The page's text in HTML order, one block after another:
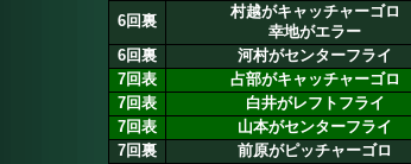
6回裏
村越がキャッチャーゴロ
幸地がエラー
6回裏
河村がセンターフライ
7回表
占部がキャッチャーゴロ
7回表
白井がレフトフライ
7回表
山本がセンターフライ
7回裏
前原がピッチャーゴロ